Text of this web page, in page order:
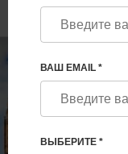
ВАШ EMAIL *
ВЫБЕРИТЕ *